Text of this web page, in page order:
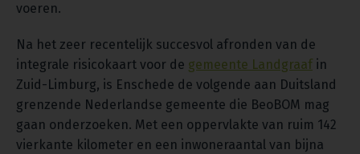
voeren.
Na het zeer recentelijk succesvol afronden van de
integrale risicokaart voor de gemeente Landgraaf in
Zuid-Limburg, is Enschede de volgende aan Duitsland
grenzende Nederlandse gemeente die BeoBOM mag
gaan onderzoeken. Met een oppervlakte van ruim 142
vierkante kilometer en een inwoneraantal van bijna